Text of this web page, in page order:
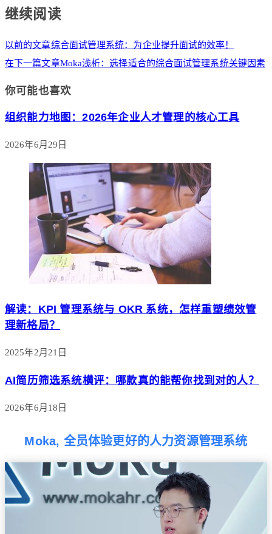
继续阅读
以前的文章综合面试管理系统：为企业提升面试的效率！
在下一篇文章Moka浅析：选择适合的综合面试管理系统关键因素
你可能也喜欢
组织能力地图：2026年企业人才管理的核心工具
2026年6月29日
解读：KPI 管理系统与 OKR 系统，怎样重塑绩效管
理新格局？
2025年2月21日
AI简历筛选系统横评：哪款真的能帮你找到对的人？
2026年6月18日
Moka, 全员体验更好的人力资源管理系统